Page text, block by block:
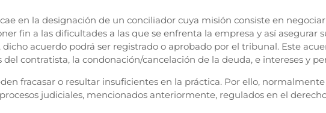
en la designación de un conciliador cuya misión consiste en
fin a las dificultades a las que se enfrenta la empresa y así asegurar
dicho acuerdo podrá ser registrado o aprobado por el tribunal. Este
del contratista, la condonación/cancelación de la deuda, e intereses y
fracasar o resultar insuficientes en la práctica. Por ello,
judiciales, mencionados anteriormente, regulados en el